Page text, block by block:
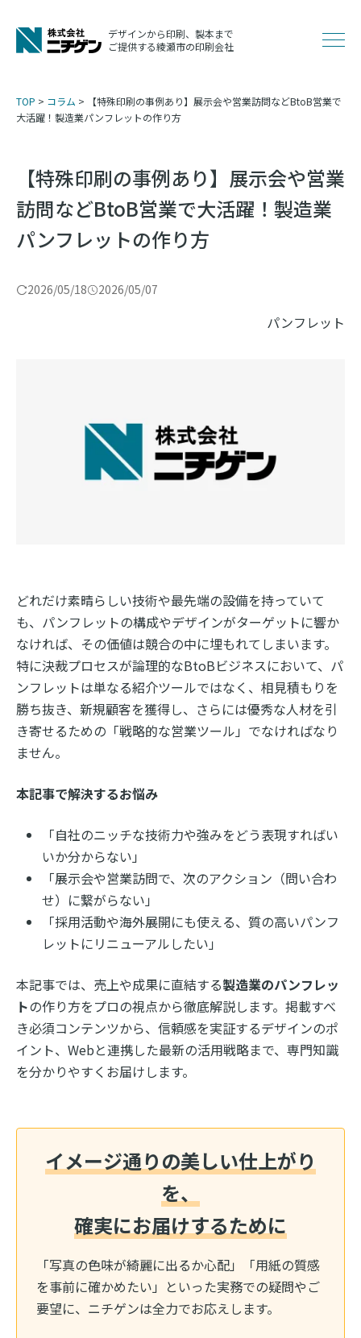
デザインから印刷、製本まで
ご提供する綾瀬市の印刷会社
メ
TOP > コラム >
【特殊印刷の事例あり】展示会や営業訪問などBtoB営業で
大活躍！製造業パンフレットの作り方
【特殊印刷の事例あり】展示会や営業
訪問などBtoB営業で大活躍！製造業
パンフレットの作り方
2026/05/18 2026/05/07
パンフレット
どれだけ素晴らしい技術や最先端の設備を持っていて
も、パンフレットの構成やデザインがターゲットに響か
なければ、その価値は競合の中に埋もれてしまいます。
特に決裁プロセスが論理的なBtoBビジネスにおいて、パ
ンフレットは単なる紹介ツールではなく、相見積もりを
勝ち抜き、新規顧客を獲得し、さらには優秀な人材を引
き寄せるための「戦略的な営業ツール」でなければなり
ません。
本記事で解決するお悩み
「自社のニッチな技術力や強みをどう表現すればい
いか分からない」
「展示会や営業訪問で、次のアクション（問い合わ
せ）に繋がらない」
「採用活動や海外展開にも使える、質の高いパンフ
レットにリニューアルしたい」
本記事では、売上や成果に直結する製造業のパンフレッ
トの作り方をプロの視点から徹底解説します。掲載すべ
き必須コンテンツから、信頼感を実証するデザインのポ
イント、Webと連携した最新の活用戦略まで、専門知識
を分かりやすくお届けします。
イメージ通りの美しい仕上がり
を、
確実にお届けするために
「写真の色味が綺麗に出るか心配」「用紙の質感
を事前に確かめたい」といった実務での疑問やご
要望に、ニチゲンは全力でお応えします。